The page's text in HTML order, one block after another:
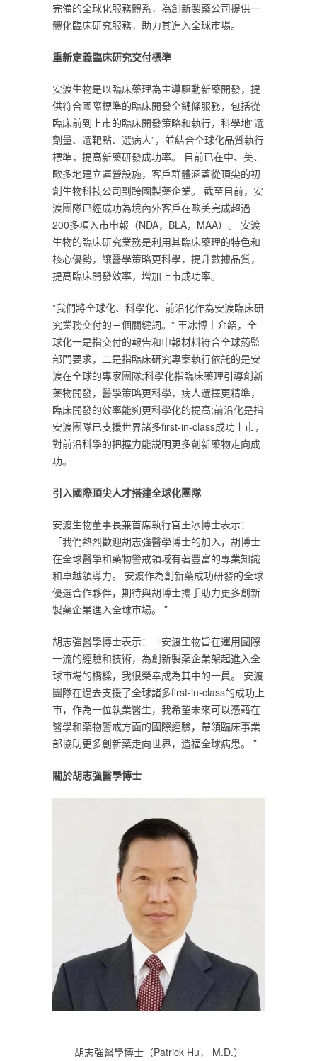
完備的全球化服務體系，為創新製藥公司提供一
體化臨床研究服務，助力其進入全球市場。‎
‎重新定義臨床研究交付標準‎
‎安渡生物是以臨床藥理為主導驅動新藥開發，提
供符合國際標準的臨床開發全鏈條服務，包括從
臨床前到上市的臨床開發策略和執行，科學地”選
劑量、選靶點、選病人”，並結合全球化品質執行
標準，提高新藥研發成功率。 目前已在中、美、
歐多地建立運營設施，客戶群體涵蓋從頂尖的初
創生物科技公司到跨國製藥企業。 截至目前，安
渡團隊已經成功為境內外客戶在歐美完成超過
200多項入市申報（NDA，BLA，MAA）。 安渡
生物的臨床研究業務是利用其臨床藥理的特色和
核心優勢，讓醫學策略更科學，提升數據品質，
提高臨床開發效率，增加上市成功率。‎
‎”我們將全球化、科學化、前沿化作為安渡臨床研
究業務交付的三個關鍵詞。” 王冰博士介紹，全
球化一是指交付的報告和申報材料符合全球葯監
部門要求，二是指臨床研究專案執行依託的是安
渡在全球的專家團隊;科學化指臨床藥理引導創新
藥物開發，醫學策略更科學，病人選擇更精準，
臨床開發的效率能夠更科學化的提高;前沿化是指
安渡團隊已支援世界諸多first-in-class成功上市，
對前沿科學的把握力能説明更多創新藥物走向成
功。‎
‎引入國際頂尖人才搭建全球化團隊‎
‎安渡生物董事長兼首席執行官王冰博士表示：
「我們熱烈歡迎胡志強醫學博士的加入，胡博士
在全球醫學和藥物警戒領域有著豐富的專業知識
和卓越領導力。 安渡作為創新藥成功研發的全球
優選合作夥伴，期待與胡博士攜手助力更多創新
製藥企業進入全球市場。 ”‎
‎胡志強醫學博士表示：「安渡生物旨在運用國際
一流的經驗和技術，為創新製藥企業架起進入全
球市場的橋樑，我很榮幸成為其中的一員。 安渡
團隊在過去支援了全球諸多first-in-class的成功上
市，作為一位執業醫生，我希望未來可以憑藉在
醫學和藥物警戒方面的國際經驗，帶領臨床事業
部協助更多創新藥走向世界，造福全球病患。 ”‎
‎關於胡志強醫學博士‎
‎胡志強醫學博士（Patrick Hu， M.D.）‎